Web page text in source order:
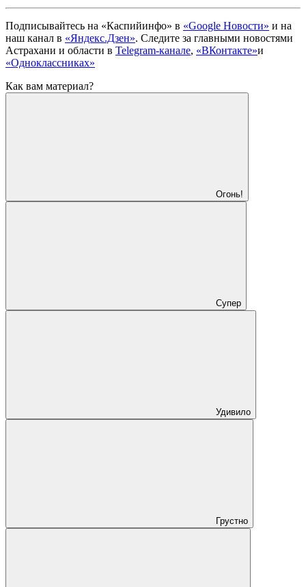
Подписывайтесь на «Каспийинфо» в «Google Новости» и на
наш канал в «Яндекс.Дзен». Cледите за главными новостями
Астрахани и области в Telegram-канале, «ВКонтакте»и
«Одноклассниках»
Как вам материал?
Огонь!
Супер
Удивило
Грустно